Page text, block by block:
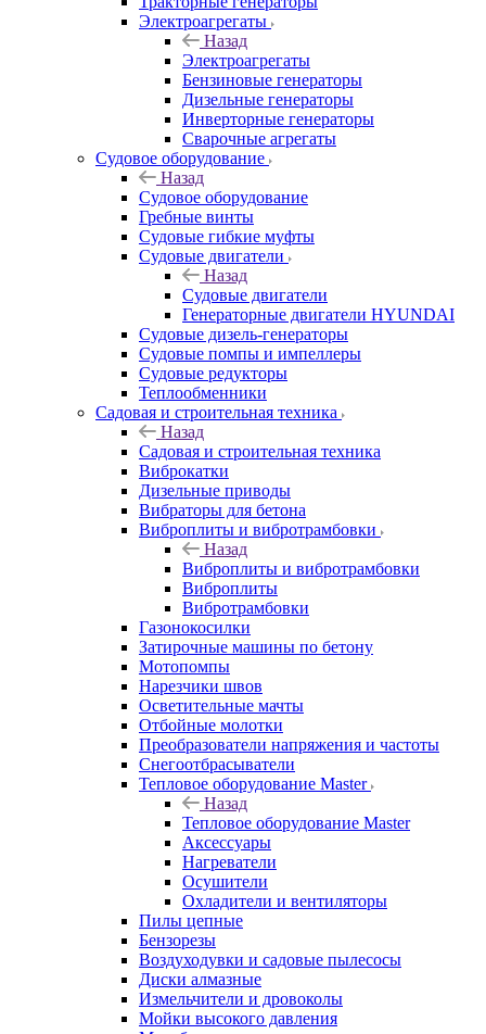
Электроагрегаты
Назад
Электроагрегаты
Бензиновые генераторы
Дизельные генераторы
Инверторные генераторы
Сварочные агрегаты
Судовое оборудование
Назад
Судовое оборудование
Гребные винты
Судовые гибкие муфты
Судовые двигатели
Назад
Судовые двигатели
Генераторные двигатели HYUNDAI
Судовые дизель-генераторы
Судовые помпы и импеллеры
Судовые редукторы
Теплообменники
Садовая и строительная техника
Назад
Садовая и строительная техника
Виброкатки
Дизельные приводы
Вибраторы для бетона
Виброплиты и вибротрамбовки
Назад
Виброплиты и вибротрамбовки
Виброплиты
Вибротрамбовки
Газонокосилки
Затирочные машины по бетону
Мотопомпы
Нарезчики швов
Осветительные мачты
Отбойные молотки
Преобразователи напряжения и частоты
Снегоотбрасыватели
Тепловое оборудование Master
Назад
Тепловое оборудование Master
Аксессуары
Нагреватели
Осушители
Охладители и вентиляторы
Пилы цепные
Бензорезы
Воздуходувки и садовые пылесосы
Диски алмазные
Измельчители и дровоколы
Мойки высокого давления